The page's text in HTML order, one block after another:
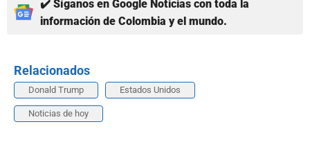
✔️ Síganos en Google Noticias con toda la
información de Colombia y el mundo.
Relacionados
Donald Trump Estados Unidos
Noticias de hoy